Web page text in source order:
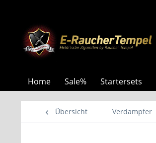
Home Sale% Startersets
Übersicht Verdampfer